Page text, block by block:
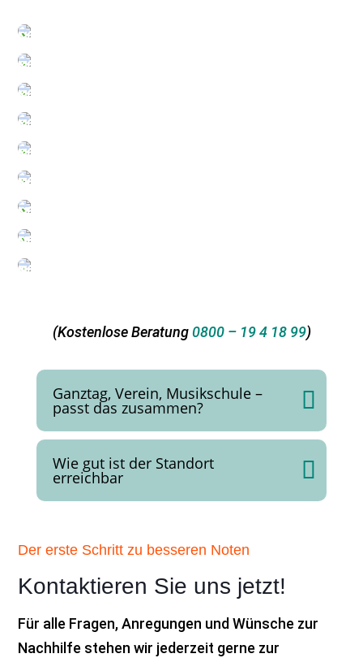
(Kostenlose Beratung0800 – 19 4 18 99)
Ganztag, Verein, Musikschule –
passt das zusammen?
Wie gut ist der Standort
erreichbar
Der erste Schritt zu besseren Noten
Kontaktieren Sie uns jetzt!
Für alle Fragen, Anregungen und Wünsche zur
Nachhilfe stehen wir jederzeit gerne zur